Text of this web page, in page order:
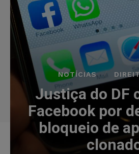
NOTÍCIAS
Justiça do DF
Facebook por
bloqueio de